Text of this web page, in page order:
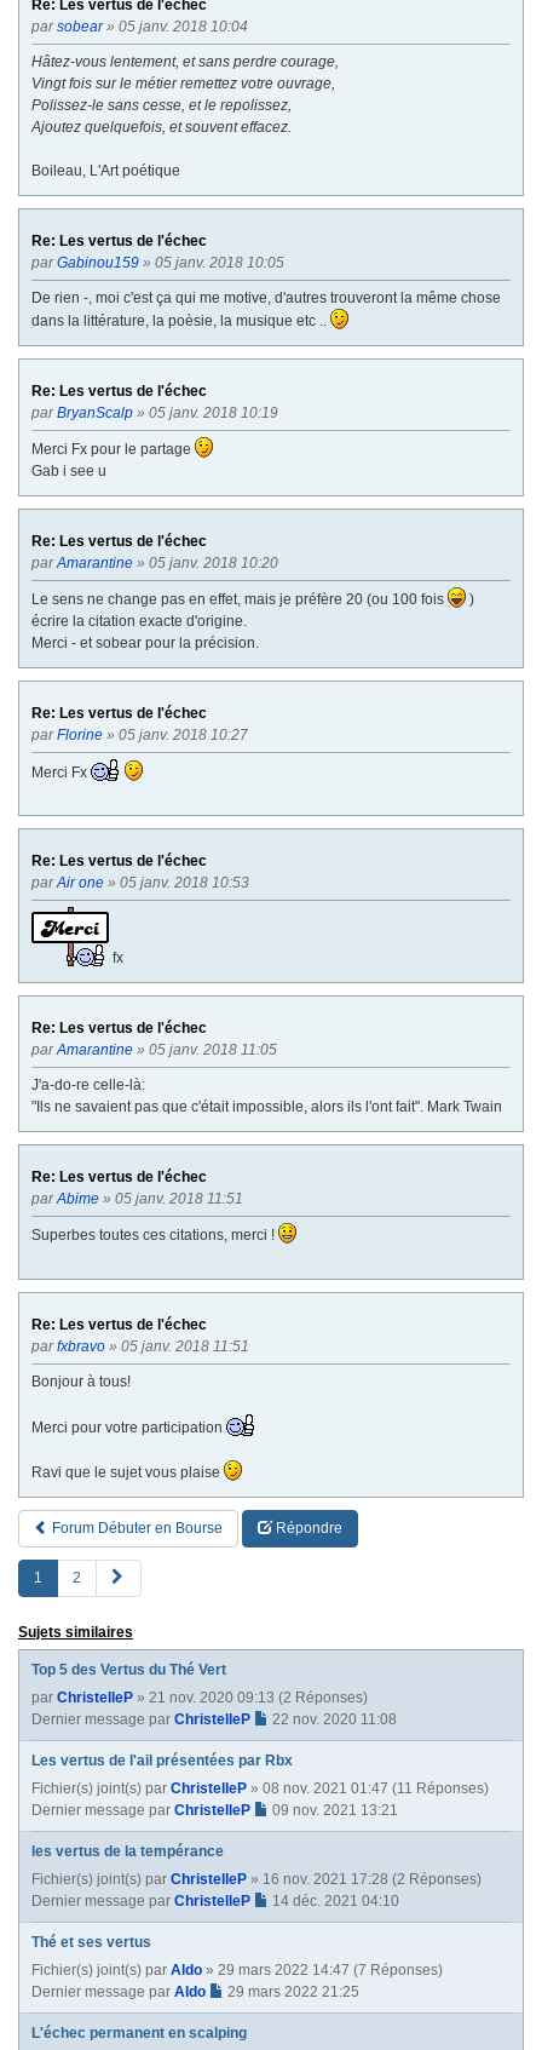
Re: Les vertus de l'échec
parsobear» 05 janv. 2018 10:04
Hâtez-vous lentement, et sans perdre courage,
Vingt fois sur le métier remettez votre ouvrage,
Polissez-le sans cesse, et le repolissez,
Ajoutez quelquefois, et souvent effacez.
Boileau, L'Art poétique
Re: Les vertus de l'échec
parGabinou159 » 05 janv. 2018 10:05
De rien -, moi c'est ça qui me motive, d'autres trouveront la même chose
dans la littérature, la poèsie, la musique etc ..
Re: Les vertus de l'échec
parBryanScalp » 05 janv. 2018 10:19
Merci Fx pour le partage
Gab i see u
Re: Les vertus de l'échec
parAmarantine » 05 janv. 2018 10:20
Le sens ne change pas en effet, mais je préfère 20 (ou 100 fois
)
écrire la citation exacte d'origine.
Merci - et sobear pour la précision.
Re: Les vertus de l'échec
parFlorine » 05 janv. 2018 10:27
Merci Fx
Re: Les vertus de l'échec
parAir one » 05 janv. 2018 10:53
fx
Re: Les vertus de l'échec
parAmarantine » 05 janv. 2018 11:05
J'a-do-re celle-là:
"Ils ne savaient pas que c'était impossible, alors ils l'ont fait". Mark Twain
Re: Les vertus de l'échec
parAbime » 05 janv. 2018 11:51
Superbes toutes ces citations, merci !
Re: Les vertus de l'échec
parfxbravo » 05 janv. 2018 11:51
Bonjour à tous!
Merci pour votre participation
Ravi que le sujet vous plaise
Forum Débuter en Bourse Répondre
1 2
u
v
n
t
e
Sujets similaires
Top 5 des Vertus du Thé Vert
par ChristelleP » 21 nov. 2020 09:13 (2 Réponses)
Dernier message par ChristelleP 22 nov. 2020 11:08
Les vertus de l'ail présentées par Rbx
Fichier(s) joint(s) par ChristelleP » 08 nov. 2021 01:47 (11 Réponses)
Dernier message par ChristelleP 09 nov. 2021 13:21
les vertus de la tempérance
Fichier(s) joint(s) par ChristelleP » 16 nov. 2021 17:28 (2 Réponses)
Dernier message par ChristelleP 14 déc. 2021 04:10
Thé et ses vertus
Fichier(s) joint(s) par Aldo » 29 mars 2022 14:47 (7 Réponses)
Dernier message par Aldo 29 mars 2022 21:25
L'échec permanent en scalping